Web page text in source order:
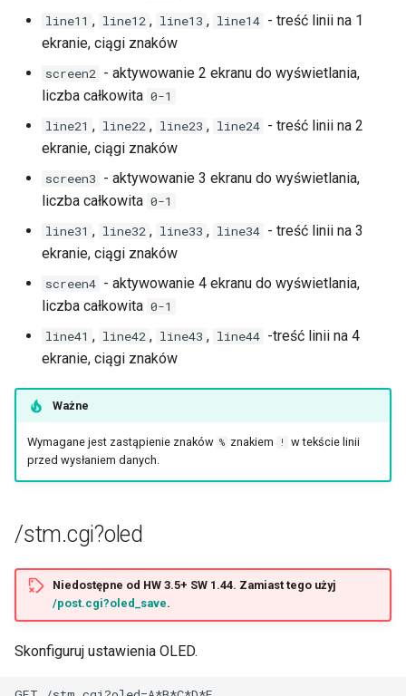
Dostęp
Firmware i backup
E-mail
line11 , line12 , line13 , line14 - treść linii na 1
ekranie, ciągi znaków
screen2 - aktywowanie 2 ekranu do wyświetlania,
liczba całkowita 0-1
line21 , line22 , line23 , line24 - treść linii na 2
ekranie, ciągi znaków
screen3 - aktywowanie 3 ekranu do wyświetlania,
liczba całkowita 0-1
line31 , line32 , line33 , line34 - treść linii na 3
ekranie, ciągi znaków
screen4 - aktywowanie 4 ekranu do wyświetlania,
liczba całkowita 0-1
line41 , line42 , line43 , line44 -treść linii na 4
ekranie, ciągi znaków
Ważne
Wymagane jest zastąpienie znaków % znakiem !
w tekście linii
przed wysłaniem danych.
/stm.cgi?oled
Niedostępne od HW 3.5+ SW 1.44. Zamiast tego użyj
/post.cgi?oled_save.
Skonfiguruj ustawienia OLED.